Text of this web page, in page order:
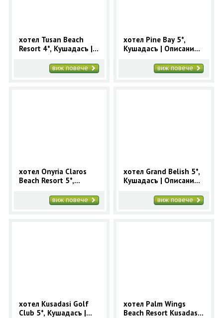
хотел Tusan Beach
Resort 4*, Кушадасъ |
цени за хотел Tusan
Beach Resort
виж повече
хотел Pine Bay 5*,
Кушадасъ | Oписание,
хотел Pine Bay Holiday
виж повече
хотел Onyria Claros
Beach Resort 5*,
снимки и цени за
хотел Onyria Claros
виж повече
хотел Grand Belish 5*,
Кушадасъ | Oписание,
хотел Grand Belish
виж повече
хотел Kusadasi Golf
Club 5*, Кушадасъ |
хотел Palm Wings
Beach Resort Kusadasi